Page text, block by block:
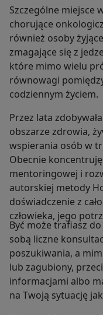
Szczególne miejsce
chorujące
również osoby
zmagające się z
które mimo wielu
równowagi
codziennym życiem.
Przez lata
obszarze zdrowia,
wspierania osób w
Obecnie
mentoringowej i
autorskiej metody
doświadczenie z
człowieka, jego
Być może trafiasz
sobą liczne
poszukiwania, a
lub zagubiony,
informacjami albo
na Twoją sytuację